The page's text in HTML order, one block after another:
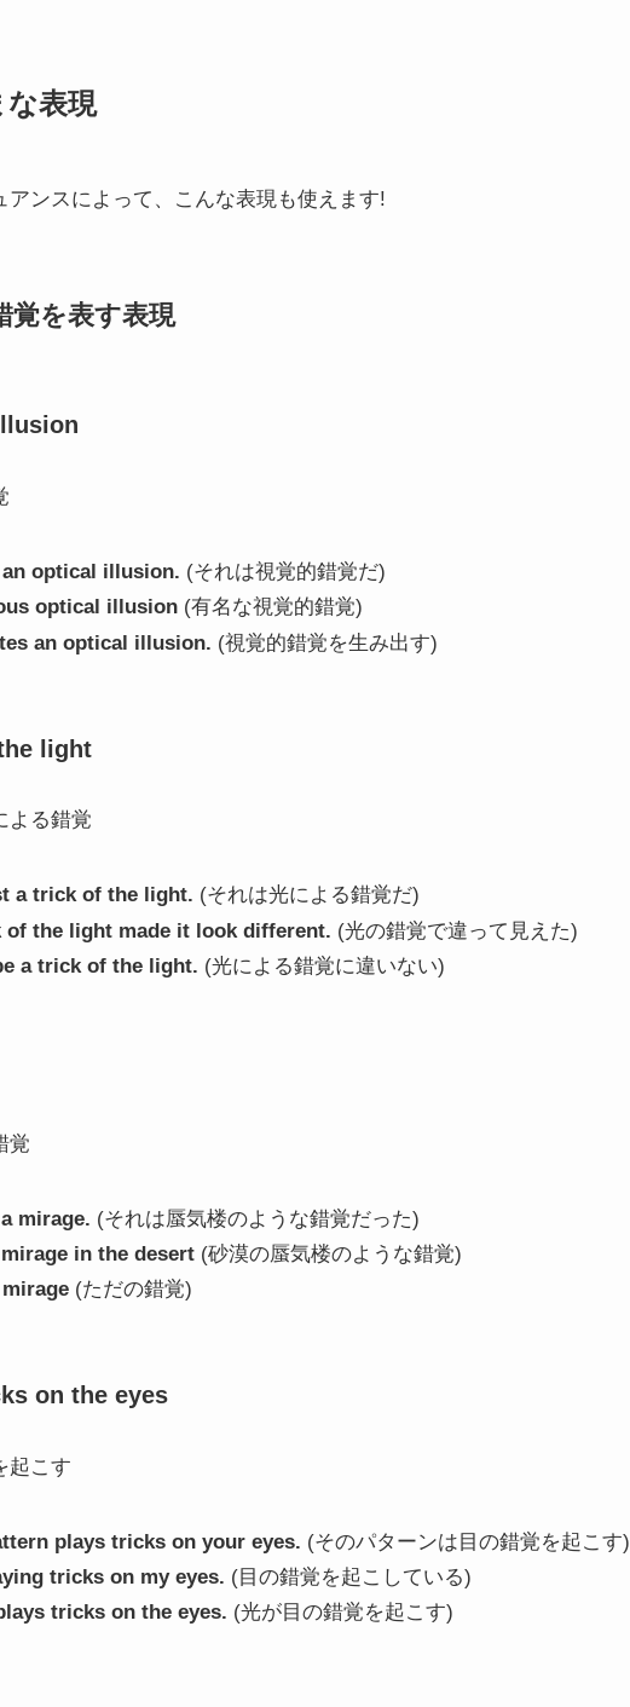
な表現
アンスによって、こんな表現も使えます!
覚を表す表現
an optical illusion. (それは視覚的錯覚だ)
optical illusion(有名な視覚的錯覚)
an optical illusion. (視覚的錯覚を生み出す)
light
よる錯覚
a trick of the light. (それは光による錯覚だ)
of the light made it look different. (光の錯覚で違って見えた)
a trick of the light. (光による錯覚に違いない)
覚
mirage. (それは蜃気楼のような錯覚だった)
in the desert(砂漠の蜃気楼のような錯覚)
(ただの錯覚)
on the eyes
起こす
plays tricks on your eyes. (そのパターンは目の錯覚を起こす)
tricks on my eyes. (目の錯覚を起こしている)
tricks on the eyes. (光が目の錯覚を起こす)